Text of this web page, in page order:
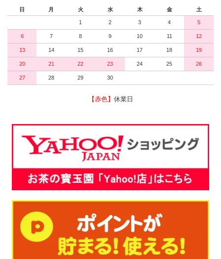
日 月 火 水 木 金 土
1 2 3 4 5
6 7 8 9 10 11 12
13 14 15 16 17 18 19
20 21 22 23 24 25 26
27 28 29 30
【赤色】 休業日